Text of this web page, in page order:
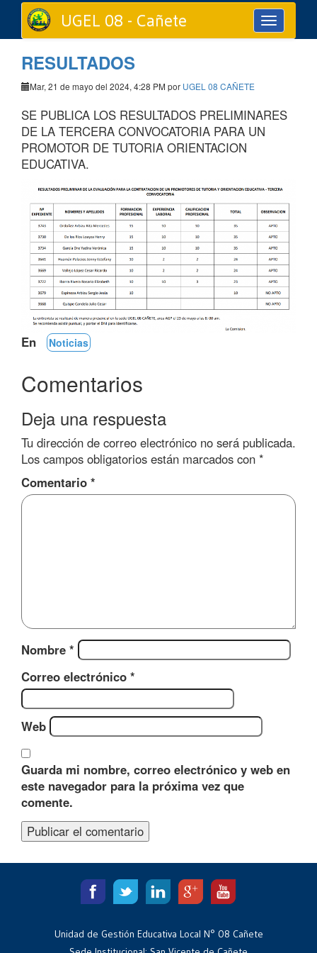
Toggle
navigation
UGEL 08 - Cañete
RESULTADOS
Mar, 21 de mayo del 2024, 4:28 PM por UGEL 08 CAÑETE
SE PUBLICA LOS RESULTADOS PRELIMINARES
DE LA TERCERA CONVOCATORIA PARA UN
PROMOTOR DE TUTORIA ORIENTACION
EDUCATIVA.
En Noticias
Comentarios
Deja una respuesta
Tu dirección de correo electrónico no será publicada.
Los campos obligatorios están marcados con *
Comentario *
Nombre *
Correo electrónico *
Web
Guarda mi nombre, correo electrónico y web en
este navegador para la próxima vez que
comente.
Unidad de Gestión Educativa Local N° 08 Cañete